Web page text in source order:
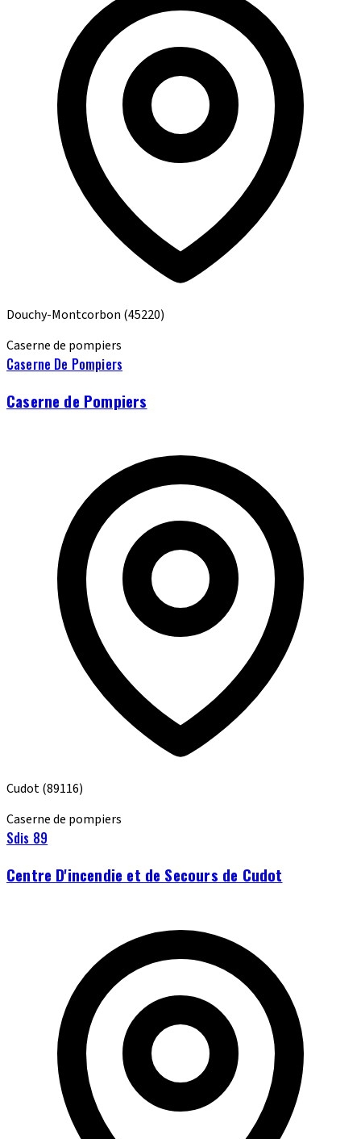
Douchy-Montcorbon (45220)
Caserne de pompiers
Caserne De Pompiers
Caserne de Pompiers
Cudot(89116)
Caserne de pompiers
Sdis 89
Centre D'incendie et de Secours de Cudot